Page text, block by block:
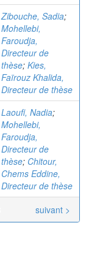
Zibouche, Sadia;
Mohellebi,
Faroudja,
Directeur de
thèse; Kies,
Faïrouz Khalida,
Directeur de thèse
Laoufi, Nadia;
Mohellebi,
Faroudja,
Directeur de
thèse; Chitour,
Chems Eddine,
Directeur de thèse
suivant >